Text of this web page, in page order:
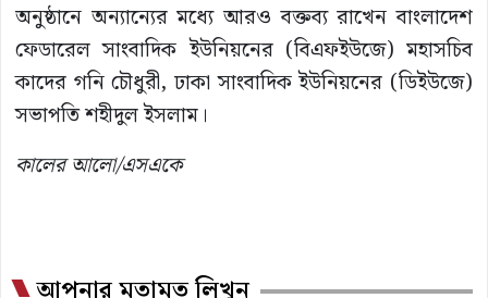
অনুষ্ঠানে অন্যান্যের মধ্যে আরও বক্তব্য রাখেন বাংলাদেশ
ফেডারেল সাংবাদিক ইউনিয়নের (বিএফইউজে) মহাসচিব
কাদের গনি চৌধুরী, ঢাকা সাংবাদিক ইউনিয়নের (ডিইউজে)
সভাপতি শহীদুল ইসলাম।
কালের আলো/এসএকে